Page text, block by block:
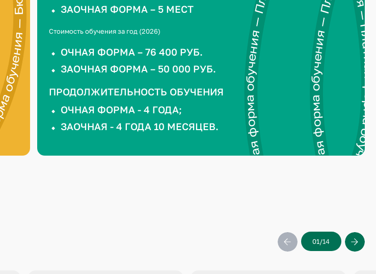
ЗАОЧНАЯ ФОРМА – 5 МЕСТ
Стоимость обучения за год (2026)
ОЧНАЯ ФОРМА – 76 400 РУБ.
ЗАОЧНАЯ ФОРМА – 50 000 РУБ.
ПРОДОЛЖИТЕЛЬНОСТЬ ОБУЧЕНИЯ
ОЧНАЯ ФОРМА - 4 ГОДА;
ЗАОЧНАЯ - 4 ГОДА 10 МЕСЯЦЕВ.
01 14